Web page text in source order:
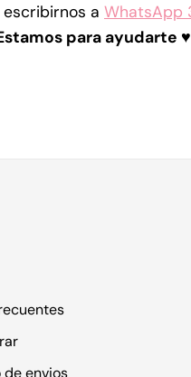
a WhatsApp
para ayudarte
de envios